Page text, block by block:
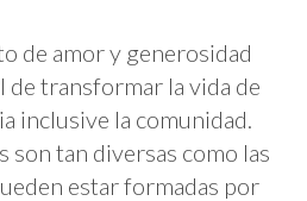
de amor y generosidad
de transformar la vida de
inclusive la comunidad.
son tan diversas como las
estar formadas por